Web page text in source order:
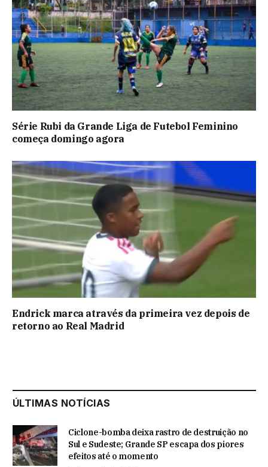
Série Rubi da Grande Liga de Futebol Feminino
começa domingo agora
Endrick marca através da primeira vez depois de
retorno ao Real Madrid
ÚLTIMAS NOTÍCIAS
Ciclone-bomba deixa rastro de destruição no
Sul e Sudeste; Grande SP escapa dos piores
efeitos até o momento